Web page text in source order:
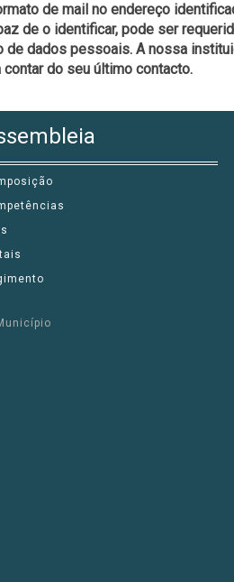
de mail no endereço
de o identificar, pode ser
dados pessoais. A nossa
do seu último contacto.